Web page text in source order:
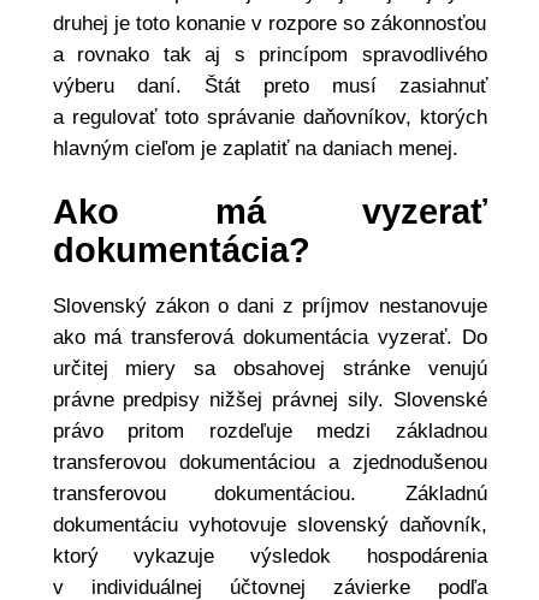
druhej je toto konanie v rozpore so zákonnosťou
a rovnako tak aj s princípom spravodlivého
výberu daní. Štát preto musí zasiahnuť
a regulovať toto správanie daňovníkov, ktorých
hlavným cieľom je zaplatiť na daniach menej.
Ako má vyzerať
dokumentácia?
Slovenský zákon o dani z príjmov nestanovuje
ako má transferová dokumentácia vyzerať. Do
určitej miery sa obsahovej stránke venujú
právne predpisy nižšej právnej sily. Slovenské
právo pritom rozdeľuje medzi základnou
transferovou dokumentáciou a zjednodušenou
transferovou dokumentáciou. Základnú
dokumentáciu vyhotovuje slovenský daňovník,
ktorý vykazuje výsledok hospodárenia
v individuálnej účtovnej závierke podľa